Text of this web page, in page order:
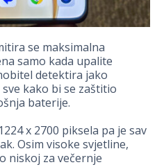
se maksimalna
samo kada upalite
detektira jako
kako bi se zaštitio
baterije.
x 2700 piksela pa je sav
Osim visoke svjetline,
niskoj za večernje